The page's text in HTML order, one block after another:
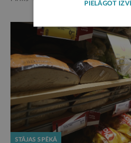
STĀJAS SPĒKĀ
PIELĀGOT